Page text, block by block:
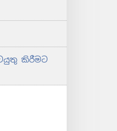
කිරීමට